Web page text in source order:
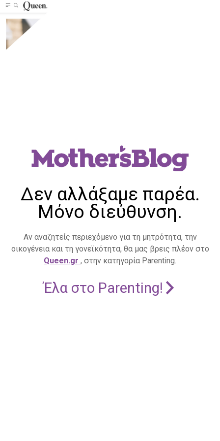
Δεν αλλάξαμε παρέα.
Μόνο διεύθυνση.
Αν αναζητείς περιεχόμενο για τη μητρότητα, την
οικογένεια και τη γονεϊκότητα, θα μας βρεις πλέον στο
Queen.gr , στην κατηγορία Parenting.
Έλα στο Parenting!